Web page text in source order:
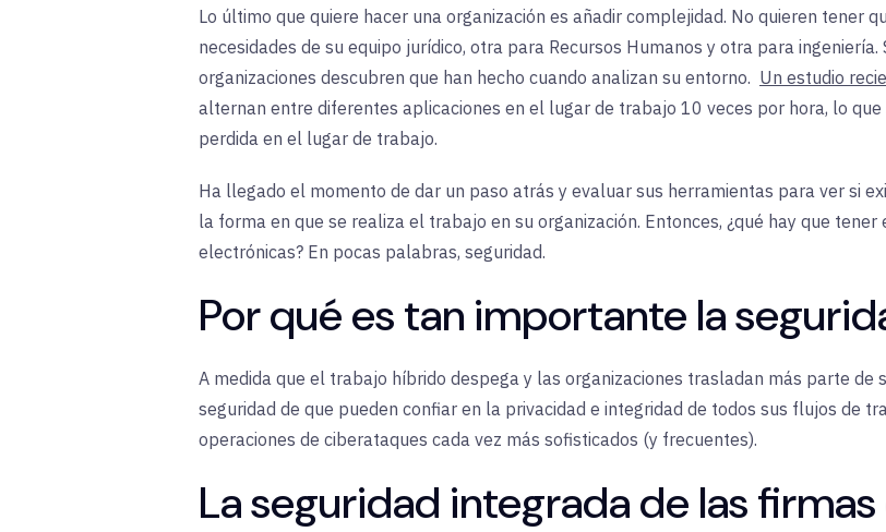
Lo último que quiere hacer una organización es añadir complejidad. No quieren tener
necesidades de su equipo jurídico, otra para Recursos Humanos y otra para
organizaciones descubren que han hecho cuando analizan su entorno. Un estudio
alternan entre diferentes aplicaciones en el lugar de trabajo 10 veces por hora, lo
perdida en el lugar de trabajo.
Ha llegado el momento de dar un paso atrás y evaluar sus herramientas para ver si
la forma en que se realiza el trabajo en su organización. Entonces, ¿qué hay que
electrónicas? En pocas palabras, seguridad.
Por qué es tan importante la
A medida que el trabajo híbrido despega y las organizaciones trasladan más parte de
seguridad de que pueden confiar en la privacidad e integridad de todos sus flujos de
operaciones de ciberataques cada vez más sofisticados (y frecuentes).
La seguridad integrada de las